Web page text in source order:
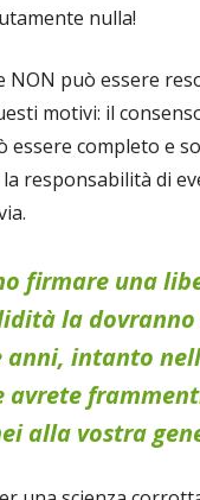
nulla!
NON può essere
motivi: il
essere completo e
responsabilità di
firmare una
la
anni, intanto
avrete
alla vostra